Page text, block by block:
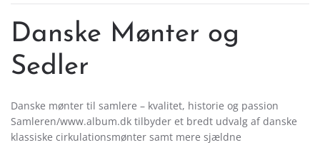
Danske Mønter og
Sedler
Danske mønter til samlere – kvalitet, historie og passion
Samleren/www.album.dk tilbyder et bredt udvalg af danske
klassiske cirkulationsmønter samt mere sjældne